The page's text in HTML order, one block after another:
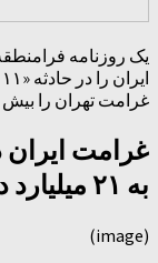
یک روزنامه
غرامت تهران را بیش از ۲۱ میلیارد دلار
به ۲۱ میلیارد دلار رسید
(image)